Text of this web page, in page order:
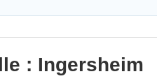
: Ingersheim